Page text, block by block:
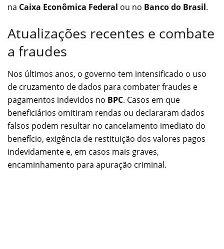
na Caixa Econômica Federal ou no Banco do Brasil.
Atualizações recentes e combate
a fraudes
Nos últimos anos, o governo tem intensificado o uso
de cruzamento de dados para combater fraudes e
pagamentos indevidos no BPC. Casos em que
beneficiários omitiram rendas ou declararam dados
falsos podem resultar no cancelamento imediato do
benefício, exigência de restituição dos valores pagos
indevidamente e, em casos mais graves,
encaminhamento para apuração criminal.